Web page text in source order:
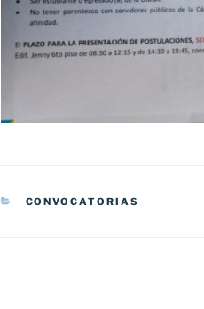
CATEGORÍAS
CONVOCATORIAS